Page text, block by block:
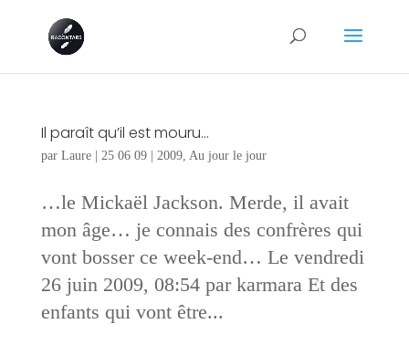
Il paraît qu’il est mouru…
par Laure| 25 06 09| 2009, Au jour le jour
…le Mickaël Jackson. Merde, il avait
mon âge… je connais des confrères qui
vont bosser ce week-end… Le vendredi
26 juin 2009, 08:54 par karmara Et des
enfants qui vont être...